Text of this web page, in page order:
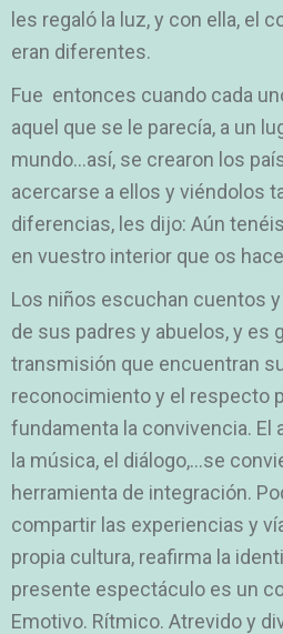
les regaló la luz, y con ella, el
eran diferentes.
Fue entonces cuando cada
aquel que se le parecía, a un
mundo…así, se crearon los
acercarse a ellos y viéndolos
diferencias, les dijo: Aún
en vuestro interior que os
Los niños escuchan cuentos
de sus padres y abuelos, y es
transmisión que encuentran
reconocimiento y el respecto
fundamenta la convivencia. El
la música, el diálogo,…se
herramienta de integración.
compartir las experiencias y
propia cultura, reafirma la
presente espectáculo es un
Emotivo. Rítmico. Atrevido y